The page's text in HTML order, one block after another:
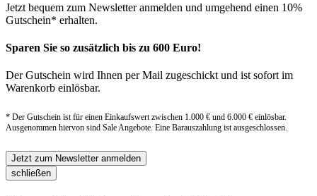
Jetzt bequem zum Newsletter anmelden und umgehend einen 10%
Gutschein* erhalten.
Sparen Sie so zusätzlich bis zu 600 Euro!
Der Gutschein wird Ihnen per Mail zugeschickt und ist sofort im
Warenkorb einlösbar.
* Der Gutschein ist für einen Einkaufswert zwischen 1.000 € und 6.000 € einlösbar.
Ausgenommen hiervon sind Sale Angebote. Eine Barauszahlung ist ausgeschlossen.
Jetzt zum Newsletter anmelden
schließen